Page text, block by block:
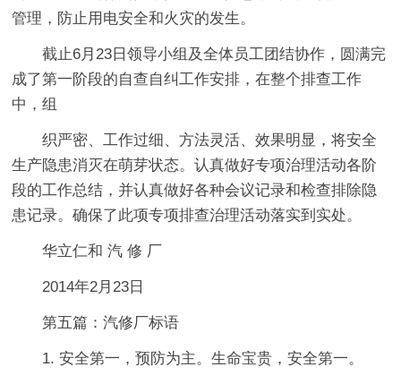
管理，防止用电安全和火灾的发生。
截止6月23日领导小组及全体员工团结协作，圆满完
成了第一阶段的自查自纠工作安排，在整个排查工作
中，组
织严密、工作过细、方法灵活、效果明显，将安全
生产隐患消灭在萌芽状态。认真做好专项治理活动各阶
段的工作总结，并认真做好各种会议记录和检查排除隐
患记录。确保了此项专项排查治理活动落实到实处。
华立仁和 汽 修 厂
2014年2月23日
第五篇：汽修厂标语
1. 安全第一，预防为主。生命宝贵，安全第一。